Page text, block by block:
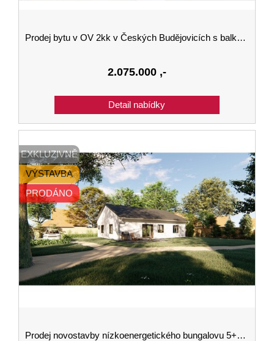
Prodej bytu v OV 2kk v Českých Budějovicích s balkónem v ulici Papírenská
2.075.000 ,-
EXKLUZIVNĚ
VÝSTAVBA
PRODÁNO
Prodej novostavby nízkoenergetického bungalovu 5+KK v Kaplici 143 m2 na pozemku 1000 m2.